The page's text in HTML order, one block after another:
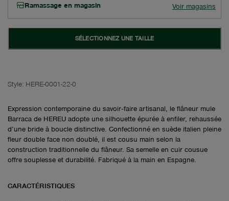
Ramassage en magasin Voir magasins
SÉLECTIONNEZ UNE TAILLE
Style: HERE-0001-22-0
Expression contemporaine du savoir‑faire artisanal, le flâneur mule
Barraca de HEREU adopte une silhouette épurée à enfiler, rehaussée
d’une bride à boucle distinctive. Confectionné en suède italien pleine
fleur double face non doublé, il est cousu main selon la
construction traditionnelle du flâneur. Sa semelle en cuir cousue
offre souplesse et durabilité. Fabriqué à la main en Espagne.
CARACTÉRISTIQUES